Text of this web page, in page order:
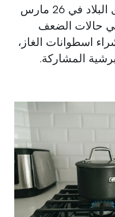
التضامن» على مستوى البلاد في 26 مارس
حالات الضعف
اسطوانات الغاز،
المشاركة.